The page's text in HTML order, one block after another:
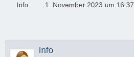
Info 1. November 2023 um 16:37
Info